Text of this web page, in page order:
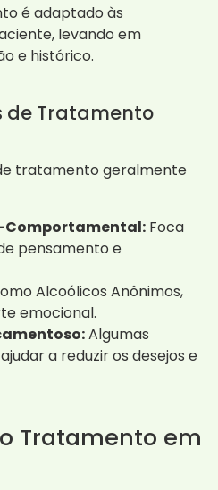
é adaptado às
levando em
e histórico.
de Tratamento
tratamento geralmente
Foca
pensamento e
Alcoólicos Anônimos,
emocional.
Algumas
a reduzir os desejos e
Tratamento em